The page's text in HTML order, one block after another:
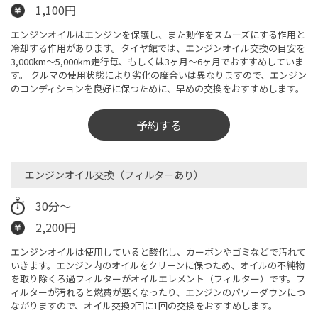
1,100円
エンジンオイルはエンジンを保護し、また動作をスムーズにする作用と
冷却する作用があります。タイヤ館では、エンジンオイル交換の目安を
3,000km～5,000km走行毎、もしくは3ヶ月〜6ヶ月でおすすめしていま
す。 クルマの使用状態により劣化の度合いは異なりますので、エンジン
のコンディションを良好に保つために、早めの交換をおすすめします。
予約する
エンジンオイル交換（フィルターあり）​
30分～
2,200円
エンジンオイルは使用していると酸化し、カーボンやゴミなどで汚れて
いきます。エンジン内のオイルをクリーンに保つため、オイルの不純物
を取り除くろ過フィルターがオイルエレメント（フィルター）です。フ
ィルターが汚れると燃費が悪くなったり、エンジンのパワーダウンにつ
ながりますので、オイル交換2回に1回の交換をおすすめします。